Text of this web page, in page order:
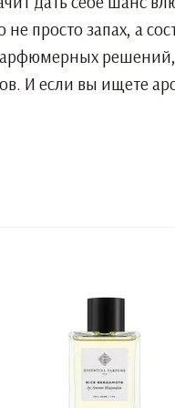
не просто запах, а
И если вы ищете